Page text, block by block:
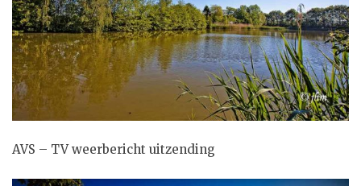
AVS – TV weerbericht uitzending